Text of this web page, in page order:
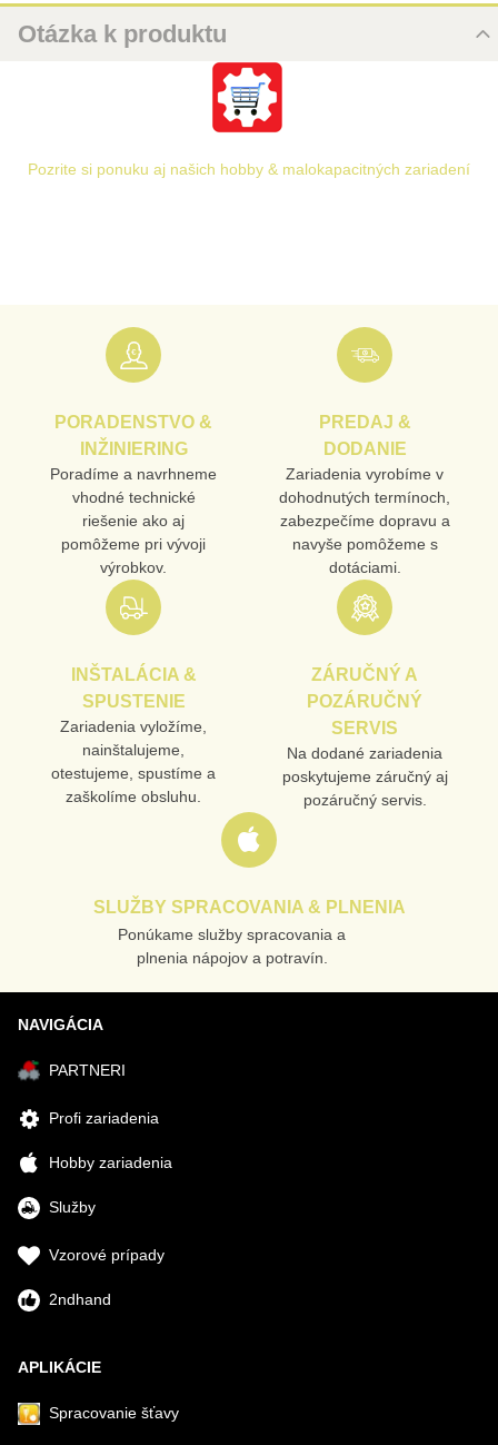
Otázka k produktu
Nová otázka k produktu
TELEFÓN
VAŠA OTÁZKA K PRODUKTU
Odoslať
Pozrite si ponuku aj našich hobby & malokapacitných zariadení
PORADENSTVO &
INŽINIERING
Poradíme a navrhneme
vhodné technické
riešenie ako aj
pomôžeme pri vývoji
výrobkov.
PREDAJ &
DODANIE
Zariadenia vyrobíme v
dohodnutých termínoch,
zabezpečíme dopravu a
navyše pomôžeme s
dotáciami.
INŠTALÁCIA &
SPUSTENIE
Zariadenia vyložíme,
nainštalujeme,
otestujeme, spustíme a
zaškolíme obsluhu.
ZÁRUČNÝ A
POZÁRUČNÝ
SERVIS
Na dodané zariadenia
poskytujeme záručný aj
pozáručný servis.
SLUŽBY SPRACOVANIA & PLNENIA
Ponúkame služby spracovania a
plnenia nápojov a potravín.
NAVIGÁCIA
PARTNERI
Profi zariadenia
Hobby zariadenia
Služby
Vzorové prípady
2ndhand
APLIKÁCIE
Spracovanie šťavy